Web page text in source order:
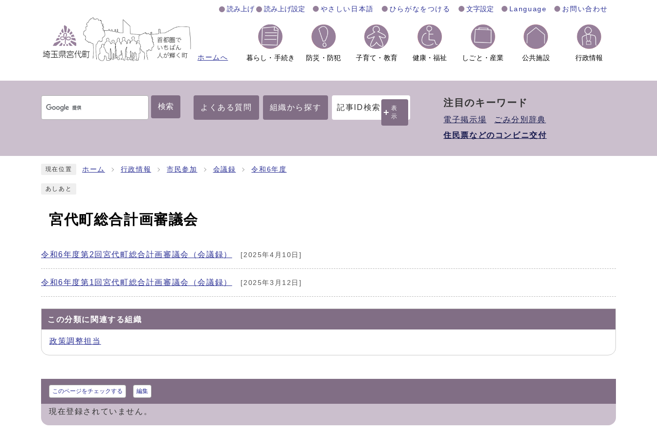
読み上げ 読み上げ設定 やさしい日本語 ひらがなをつける 文字設定 Language お問い合わせ
ホームへ 暮らし・手続き 防災・防犯 子育て・教育 健康・福祉 しごと・産業 公共施設 行政情報
検索 よくある質問 組織から探す 記事ID検索
表
示
注目のキーワード
電子掲示場
ごみ分別辞典
住民票などのコンビニ交付
現在位置 ホーム 行政情報 市民参加 会議録 令和6年度
あしあと
宮代町総合計画審議会
令和6年度第2回宮代町総合計画審議会（会議録） [2025年4月10日]
令和6年度第1回宮代町総合計画審議会（会議録） [2025年3月12日]
この分類に関連する組織
政策調整担当
このページをチェックする 編集
現在登録されていません。